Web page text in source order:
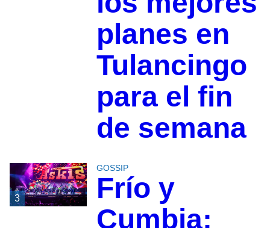
planes en
Tulancingo
para el fin
de semana
3
GOSSIP
Frío y
Cumbia: